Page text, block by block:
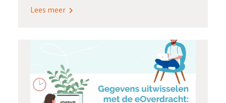
rondom cataract operaties. Oogarts Anthony
kwaliteitsregistratie Hilde Schwantje van het
programma Registratie aan de bron toelichting
op het belang van het centraal stellen van het
zorgproces en de methodiek voor het uitvoeren
van een zorgprocesanalyse.
Lees meer